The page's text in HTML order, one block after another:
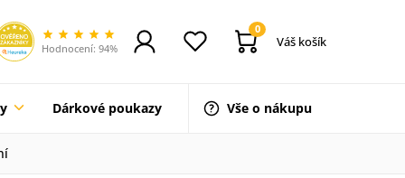
Hodnocení: 94%
0
Váš košík
Dárkové poukazy Vše o nákupu